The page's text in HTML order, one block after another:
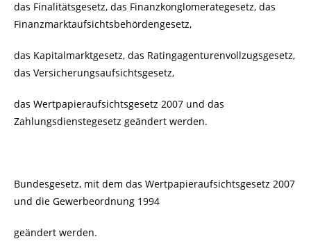
das Finalitätsgesetz, das Finanzkonglomerategesetz, das
Finanzmarktaufsichtsbehördengesetz,
das Kapitalmarktgesetz, das Ratingagenturenvollzugsgesetz,
das Versicherungsaufsichtsgesetz,
das Wertpapieraufsichtsgesetz 2007 und das
Zahlungsdienstegesetz geändert werden.
Bundesgesetz, mit dem das Wertpapieraufsichtsgesetz 2007
und die Gewerbeordnung 1994
geändert werden.